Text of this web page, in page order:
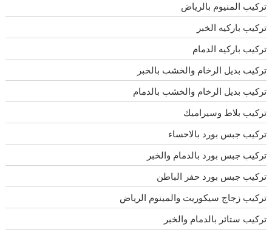
تركيب المنيوم بالرياض
تركيب باركيه الخبر
تركيب باركيه الدمام
تركيب بديل الرخام والخشب بالخبر
تركيب بديل الرخام والخشب بالدمام
تركيب بلاط وسيراميك
تركيب جبس بورد بالاحساء
تركيب جبس بورد بالدمام والخبر
تركيب جبس بورد حفر الباطن
تركيب زجاج سيكوريت والمينوم الرياض
تركيب ستائر بالدمام والخبر